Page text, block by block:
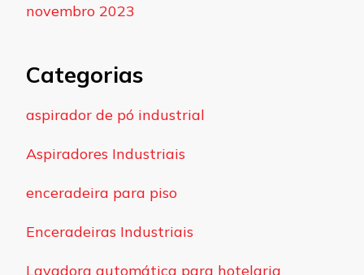
novembro 2023
Categorias
aspirador de pó industrial
Aspiradores Industriais
enceradeira para piso
Enceradeiras Industriais
Lavadora automática para hotelaria